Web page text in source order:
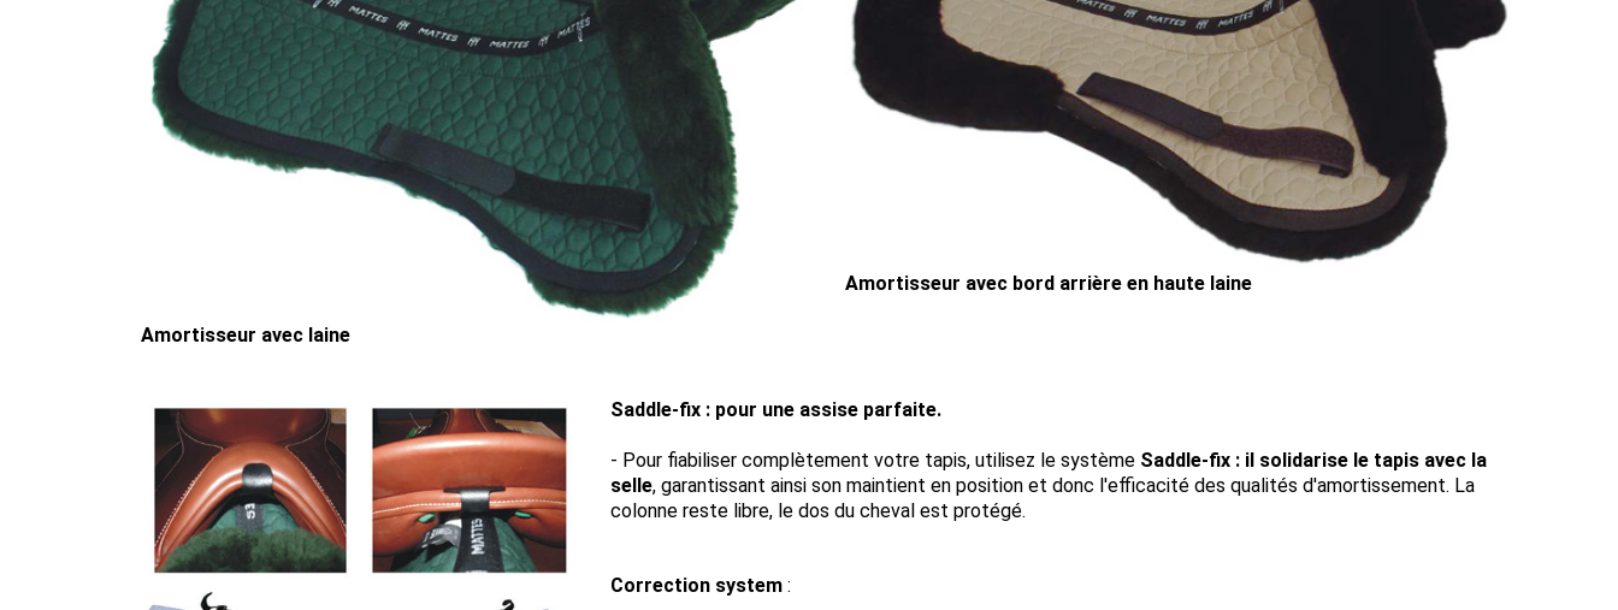
Amortisseur avec laine
Amortisseur avec bord arrière en haute laine
Saddle-fix : pour une assise parfaite.
- Pour fiabiliser complètement votre tapis, utilisez le système Saddle-fix : il solidarise le tapis avec la
selle, garantissant ainsi son maintient en position et donc l'efficacité des qualités d'amortissement. La
colonne reste libre, le dos du cheval est protégé.
Correction system :